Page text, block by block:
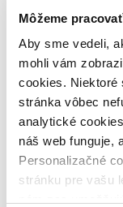
Môžeme
Aby sme vedeli,
mohli vám
cookies. Niektoré
stránka vôbec
analytické
náš web funguje,
Personalizačné
stránku pre vašu
na
predpredaj
dostupná
vypredaných)
Nové / čítané
nová (0
čítaná (0
čítaná -
čítaná -